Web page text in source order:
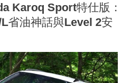
Karoq Sport特仕版：
省油神話與Level 2安